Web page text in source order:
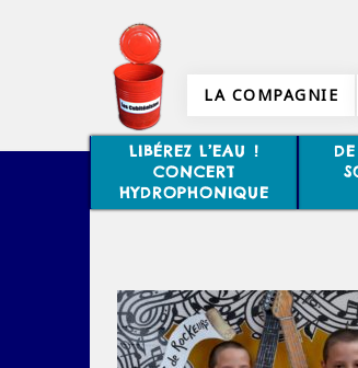
LA COMPAGNIE
LIBÉREZ L’EAU !
CONCERT
HYDROPHONIQUE